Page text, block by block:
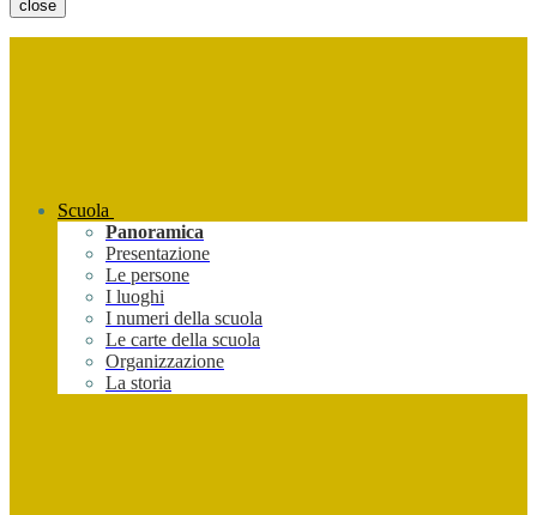
close
Scuola
Panoramica
Presentazione
Le persone
I luoghi
I numeri della scuola
Le carte della scuola
Organizzazione
La storia